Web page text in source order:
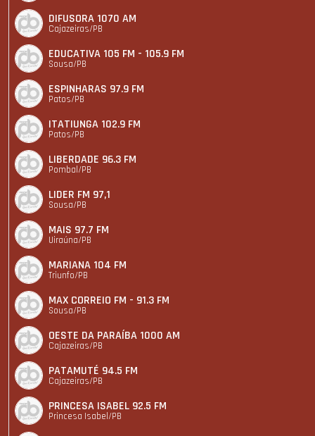
DIFUSORA 1070 AM
Cajazeiras/PB
EDUCATIVA 105 FM - 105.9 FM
Sousa/PB
ESPINHARAS 97.9 FM
Patos/PB
ITATIUNGA 102.9 FM
Patos/PB
LIBERDADE 96.3 FM
Pombal/PB
LIDER FM 97,1
Sousa/PB
MAIS 97.7 FM
Uiraúna/PB
MARIANA 104 FM
Triunfo/PB
MAX CORREIO FM - 91.3 FM
Sousa/PB
OESTE DA PARAÍBA 1000 AM
Cajazeiras/PB
PATAMUTÉ 94.5 FM
Cajazeiras/PB
PRINCESA ISABEL 92.5 FM
Princesa Isabel/PB